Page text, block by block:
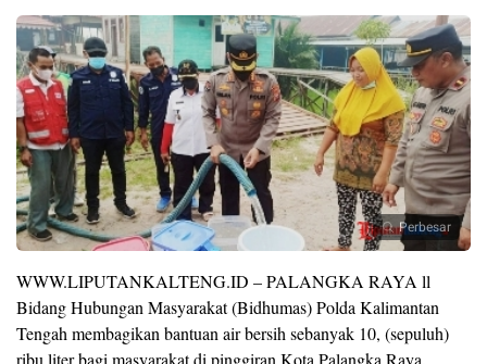
Perbesar
WWW.LIPUTANKALTENG.ID – PALANGKA RAYA ll
Bidang Hubungan Masyarakat (Bidhumas) Polda Kalimantan
Tengah membagikan bantuan air bersih sebanyak 10, (sepuluh)
ribu liter bagi masyarakat di pinggiran Kota Palangka Raya,